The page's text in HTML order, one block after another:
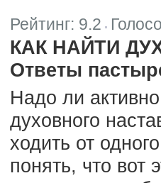
Рейтинг: 9.2
КАК НАЙТИ
Ответы
Надо ли
духовного
ходить от
понять, что вот